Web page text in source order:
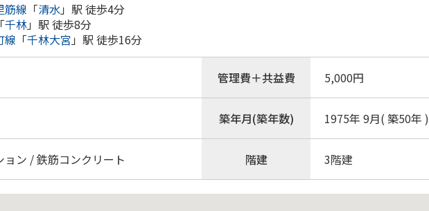
筋線 「清水」駅 徒歩4分
千林」駅 徒歩8分
線 「千林大宮 」駅 徒歩16分
管理費＋共益費 5,000円
築年月(築年数) 1975年 9月( 築50年 )
ョン / 鉄筋コンクリート 階建 3階建